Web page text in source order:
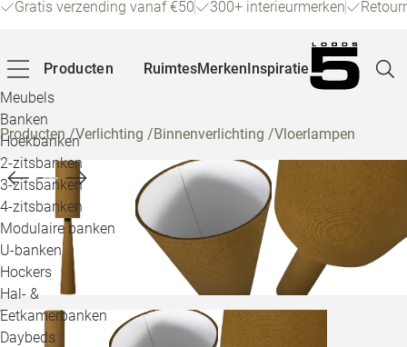
Gratis verzending vanaf €50 300+ interieurmerken
Producten
Meubels
Banken
Hoekbanken
2-zitsbanken
3-zitsbanken
4-zitsbanken
Modulaire banken
U-banken
Hockers
Hal- &
Eetkamerbanken
Daybeds
RuimtesMerkenInspiratie
Producten/Verlichting /Binnenverlichting /Vloerlampen